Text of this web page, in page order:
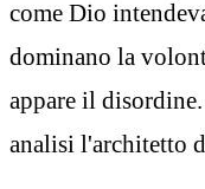
come Dio
dominano la
appare il
analisi l'architetto